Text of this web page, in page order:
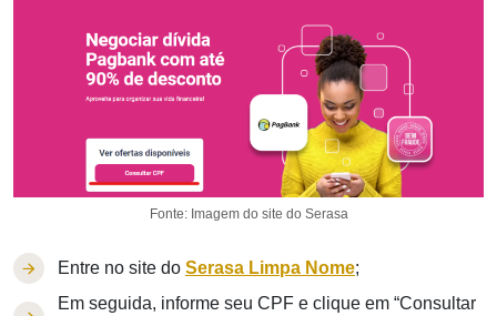
Fonte: Imagem do site do Serasa
Entre no site do Serasa Limpa Nome;
Em seguida, informe seu CPF e clique em “Consultar